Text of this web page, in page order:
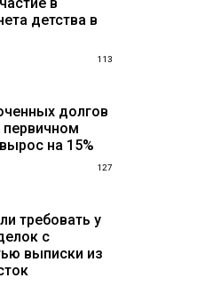
детства в
113
долгов
первичном
на 15%
127
требовать у
с
выписки из